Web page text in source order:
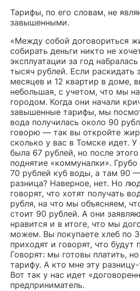
Тарифы, по его словам, не
завышенными.
«Между собой договориться
собирать деньги никто не
эксплуатации за год
тысяч рублей. Если раскидать
месяцев и 12 квартир в доме,
небольшая, с учетом, что мы
городом. Когда они начали
завышенные тарифы, мы
вода получилась около 90
говорю — так вы откройте
сколько у вас в Томске идет. У
была 67 рублей, но после
поднятие «коммуналки».
70 рублей куб воды, а там 90
разница? Наверное, нет. Но
говорят, что хотят получать
рубля, на что мы объясняем,
стоит 90 рублей. А они
нравится и в итоге, что мы
можем. Вы покупаете хлеб по
приходят и говорят, что будут
Говорят: мы готовы платить,
тарифу. А кто мне эту
Вот так у нас идет
предприниматель.